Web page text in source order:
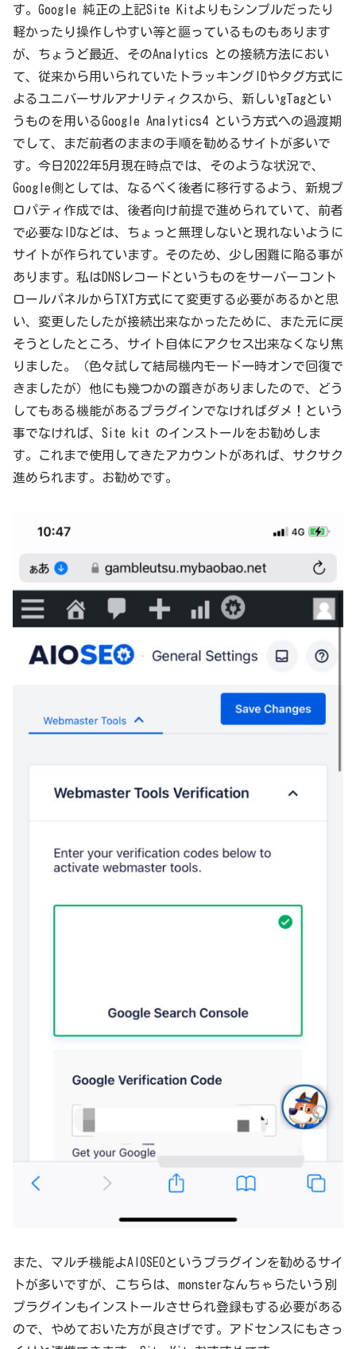
す。Google 純正の上記Site Kitよりもシンプルだったり
軽かったり操作しやすい等と謳っているものもあります
が、ちょうど最近、そのAnalytics との接続方法におい
て、従来から用いられていたトラッキングIDやタグ方式に
よるユニバーサルアナリティクスから、新しいgTagとい
うものを用いるGoogle Analytics4 という方式への過渡期
でして、まだ前者のままの手順を勧めるサイトが多いで
す。今日2022年5月現在時点では、そのような状況で、
Google側としては、なるべく後者に移行するよう、新規プ
ロパティ作成では、後者向け前提で進められていて、前者
で必要なIDなどは、ちょっと無理しないと現れないように
サイトが作られています。そのため、少し困難に陥る事が
あります。私はDNSレコードというものをサーバーコント
ロールパネルからTXT方式にて変更する必要があるかと思
い、変更したしたが接続出来なかったために、また元に戻
そうとしたところ、サイト自体にアクセス出来なくなり焦
りました。（色々試して結局機内モード一時オンで回復で
きましたが）他にも幾つかの躓きがありましたので、どう
してもある機能があるプラグインでなければダメ！という
事でなければ、Site kit のインストールをお勧めしま
す。これまで使用してきたアカウントがあれば、サクサク
進められます。お勧めです。
また、マルチ機能よAIOSEOというプラグインを勧めるサイ
トが多いですが、こちらは、monsterなんちゃらたいう別
プラグインもインストールさせられ登録もする必要がある
ので、やめておいた方が良さげです。アドセンスにもさっ